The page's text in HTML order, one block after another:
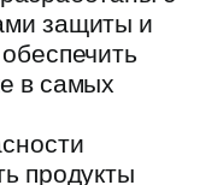
защиты и
в самых
продукты